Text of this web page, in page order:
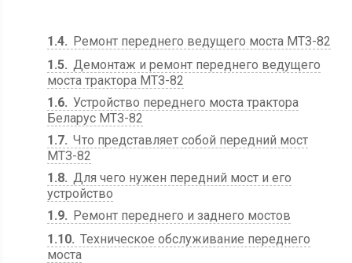
1.4
Ремонт переднего ведущего моста МТЗ-82
1.5 Демонтаж и ремонт переднего ведущего
моста трактора МТЗ-82
1.6 Устройство переднего моста трактора
Беларус МТЗ-82
1.7 Что представляет собой передний мост
МТЗ-82
1.8 Для чего нужен передний мост и его
устройство
1.9
Ремонт переднего и заднего мостов
1.10 Техническое обслуживание переднего
моста